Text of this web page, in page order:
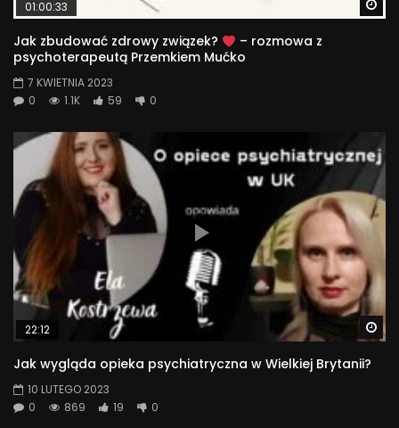
01:00:33
Jak zbudować zdrowy związek?
– rozmowa z
psychoterapeutą Przemkiem Mućko
7 KWIETNIA 2023
0
1.1K 59 0
22:12
Jak wygląda opieka psychiatryczna w Wielkiej Brytanii?
10 LUTEGO 2023
0
869 19 0